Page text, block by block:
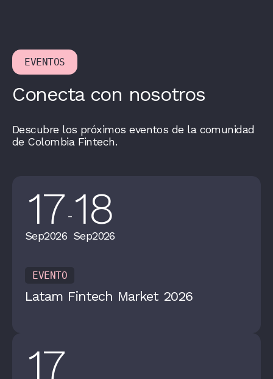
EVENTOS
Conecta con nosotros
Descubre los próximos eventos de la comunidad
de Colombia Fintech.
17
Sep2026
- 18
Sep2026
EVENTO
Latam Fintech Market 2026
17